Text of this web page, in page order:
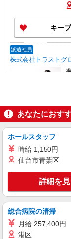
キープ
派遣社員
株式会社トラスト
キープ
派遣社員
株式会社トラスト
キープ
あなたにおす
ホールスタッフ
時給 1,150円
仙台市青葉区
詳細を見
総合病院の清掃
月給 257,400円
港区